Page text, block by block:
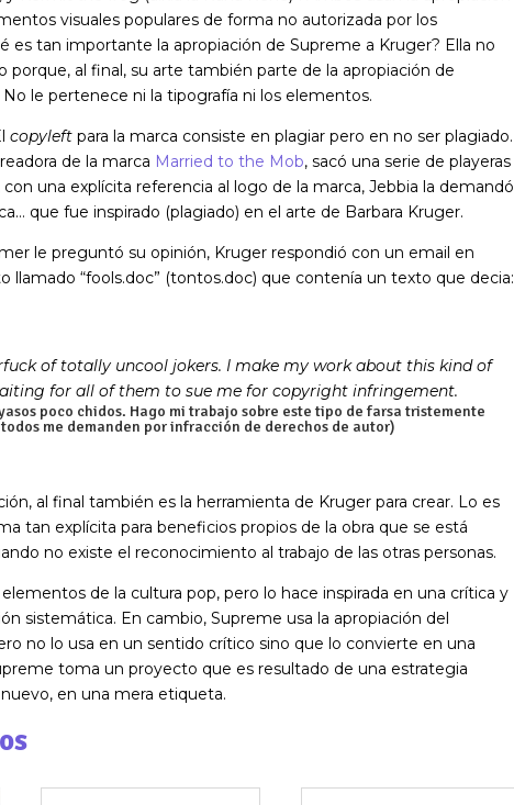
visuales populares de forma no autorizada por los
es tan importante la apropiación de Supreme a Kruger? Ella no
porque, al final, su arte también parte de la apropiación de
le pertenece ni la tipografía ni los elementos.
copyleft para la marca consiste en plagiar pero en no ser plagiado.
de la marca Married to the Mob, sacó una serie de playeras
una explícita referencia al logo de la marca, Jebbia la demandó
que fue inspirado (plagiado) en el arte de Barbara Kruger.
le preguntó su opinión, Kruger respondió con un email en
llamado “fools.doc” (tontos.doc) que contenía un texto que decia:
of totally uncool jokers. I make my work about this kind of
for all of them to sue me for copyright infringement.
poco chidos. Hago mi trabajo sobre este tipo de farsa tristemente
me demanden por infracción de derechos de autor)
al final también es la herramienta de Kruger para crear. Lo es
tan explícita para beneficios propios de la obra que se está
no existe el reconocimiento al trabajo de las otras personas.
de la cultura pop, pero lo hace inspirada en una crítica y
sistemática. En cambio, Supreme usa la apropiación del
no lo usa en un sentido crítico sino que lo convierte en una
toma un proyecto que es resultado de una estrategia
en una mera etiqueta.